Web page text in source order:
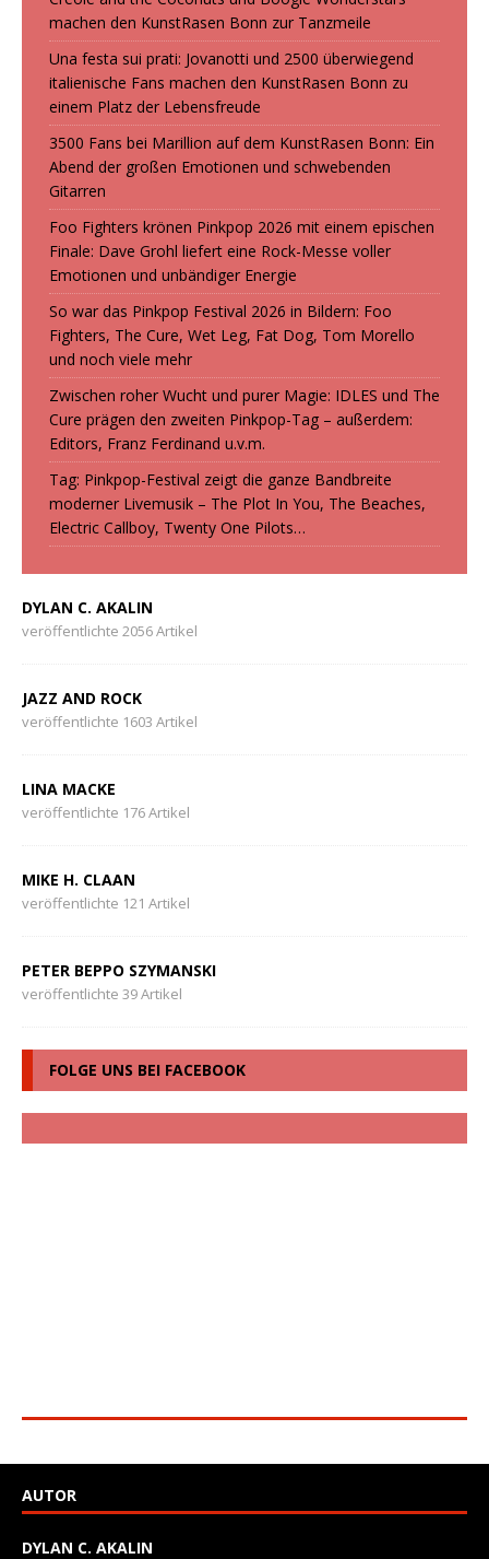
machen den KunstRasen Bonn zur Tanzmeile
Una festa sui prati: Jovanotti und 2500 überwiegend
italienische Fans machen den KunstRasen Bonn zu
einem Platz der Lebensfreude
3500 Fans bei Marillion auf dem KunstRasen Bonn: Ein
Abend der großen Emotionen und schwebenden
Gitarren
Foo Fighters krönen Pinkpop 2026 mit einem epischen
Finale: Dave Grohl liefert eine Rock-Messe voller
Emotionen und unbändiger Energie
So war das Pinkpop Festival 2026 in Bildern: Foo
Fighters, The Cure, Wet Leg, Fat Dog, Tom Morello
und noch viele mehr
Zwischen roher Wucht und purer Magie: IDLES und The
Cure prägen den zweiten Pinkpop-Tag – außerdem:
Editors, Franz Ferdinand u.v.m.
Tag: Pinkpop-Festival zeigt die ganze Bandbreite
moderner Livemusik – The Plot In You, The Beaches,
Electric Callboy, Twenty One Pilots…
DYLAN C. AKALIN
veröffentlichte 2056 Artikel
JAZZ AND ROCK
veröffentlichte 1603 Artikel
LINA MACKE
veröffentlichte 176 Artikel
MIKE H. CLAAN
veröffentlichte 121 Artikel
PETER BEPPO SZYMANSKI
veröffentlichte 39 Artikel
FOLGE UNS BEI FACEBOOK
AUTOR
DYLAN C. AKALIN